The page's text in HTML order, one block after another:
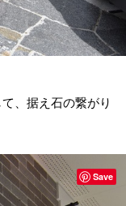
、据え石の繋がり
Save